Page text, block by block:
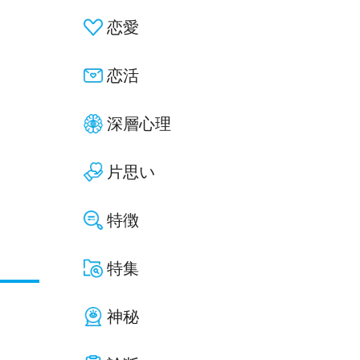
恋愛
恋活
深層心理
片思い
特徴
特集
神秘